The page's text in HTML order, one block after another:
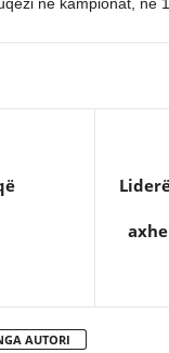
AUTORI